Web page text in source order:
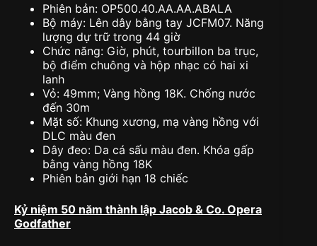
Phiên bản: OP500.40.AA.AA.ABALA
Bộ máy: Lên dây bằng tay JCFM07. Năng
lượng dự trữ trong 44 giờ
Chức năng: Giờ, phút, tourbillon ba trục,
bộ điểm chuông và hộp nhạc có hai xi
lanh
Vỏ: 49mm; Vàng hồng 18K. Chống nước
đến 30m
Mặt số: Khung xương, mạ vàng hồng với
DLC màu đen
Dây đeo: Da cá sấu màu đen. Khóa gấp
bằng vàng hồng 18K
Phiên bản giới hạn 18 chiếc
Kỷ niệm 50 năm thành lập Jacob & Co. Opera
Godfather